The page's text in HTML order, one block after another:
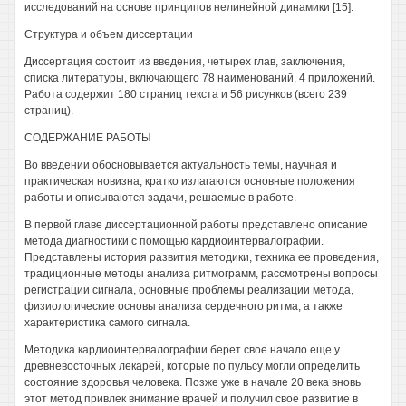
исследований на основе принципов нелинейной динамики [15].
Структура и объем диссертации
Диссертация состоит из введения, четырех глав, заключения,
списка литературы, включающего 78 наименований, 4 приложений.
Работа содержит 180 страниц текста и 56 рисунков (всего 239
страниц).
СОДЕРЖАНИЕ РАБОТЫ
Во введении обосновывается актуальность темы, научная и
практическая новизна, кратко излагаются основные положения
работы и описываются задачи, решаемые в работе.
В первой главе диссертационной работы представлено описание
метода диагностики с помощью кардиоинтервалографии.
Представлены история развития методики, техника ее проведения,
традиционные методы анализа ритмограмм, рассмотрены вопросы
регистрации сигнала, основные проблемы реализации метода,
физиологические основы анализа сердечного ритма, а также
характеристика самого сигнала.
Методика кардиоинтервалографии берет свое начало еще у
древневосточных лекарей, которые по пульсу могли определить
состояние здоровья человека. Позже уже в начале 20 века вновь
этот метод привлек внимание врачей и получил свое развитие в